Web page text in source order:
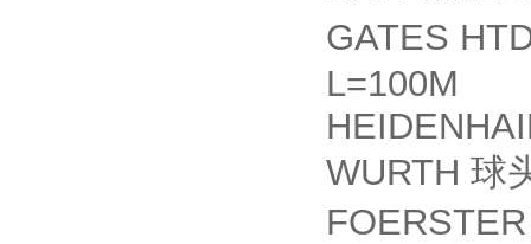
GATES
L=100M
WURTH 球